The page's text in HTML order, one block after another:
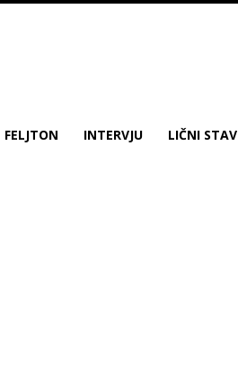
FELJTON INTERVJU LIČNI STAV